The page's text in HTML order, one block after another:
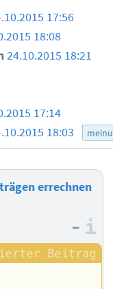
17:56
18:08
24.10.2015 18:21
17:14
18:03
errechnen
–